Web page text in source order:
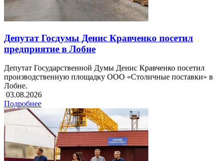
Депутат Госдумы Денис Кравченко посетил
предприятие в Лобне
Депутат Государственной Думы Денис Кравченко посетил
производственную площадку ООО «Столичные поставки» в
Лобне.
03.08.2026
Подробнее